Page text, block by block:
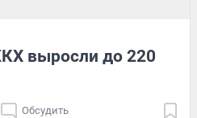
выросли до 220
Обсудить